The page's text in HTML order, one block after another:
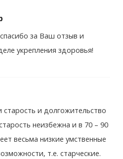
за Ваш отзыв и
укрепления здоровья!
и долгожительство
неизбежна и в 70 – 90
весьма низкие умственные
т.е. старческие.